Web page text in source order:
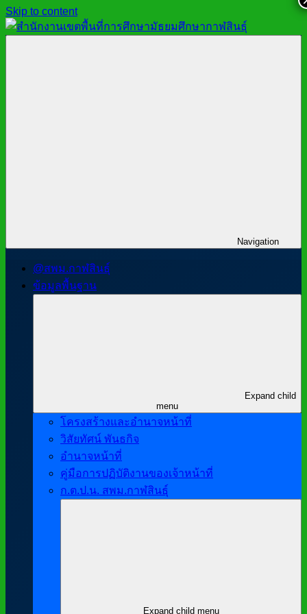
Skip to content
Navigation
@สพม.กาฬสินธุ์
ข้อมูลพื้นฐาน
Expand child
menu
โครงสร้างและอำนาจหน้าที่
วิสัยทัศน์ พันธกิจ
อำนาจหน้าที่
คู่มือการปฏิบัติงานของเจ้าหน้าที่
ก.ต.ป.น. สพม.กาฬสินธุ์
Expand child menu